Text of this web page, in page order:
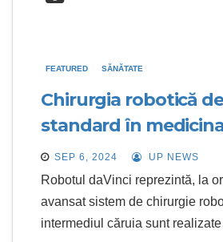
FEATURED SĂNĂTATE
Chirurgia robotică
standard în
românească
SEP 6, 2024 UP NEWS
Robotul daVinci reprezintă, la
avansat sistem de chirurgie
intermediul căruia sunt